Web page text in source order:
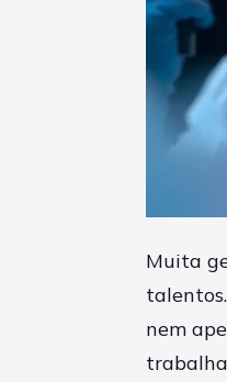
Muita
nem